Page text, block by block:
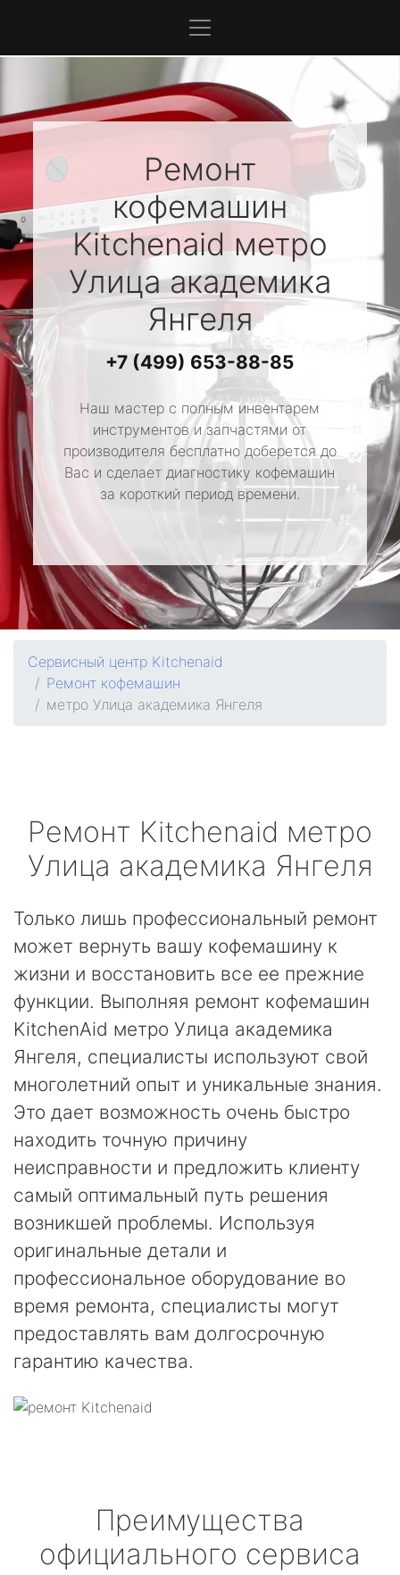
Ремонт
кофемашин
Kitchenaidметро
Улица академика
Янгеля
+7 (499) 653-88-85
Наш мастер с полным инвентарем
инструментов и запчастями от
производителя бесплатно доберется до
Вас и сделает диагностику кофемашин
за короткий период времени.
Сервисный центр Kitchenaid
Ремонт кофемашин
метро Улица академика Янгеля
Ремонт Kitchenaid метро
Улица академика Янгеля
Только лишь профессиональный ремонт
может вернуть вашу кофемашину к
жизни и восстановить все ее прежние
функции. Выполняя ремонт кофемашин
KitchenAid метро Улица академика
Янгеля, специалисты используют свой
многолетний опыт и уникальные знания.
Это дает возможность очень быстро
находить точную причину
неисправности и предложить клиенту
самый оптимальный путь решения
возникшей проблемы. Используя
оригинальные детали и
профессиональное оборудование во
время ремонта, специалисты могут
предоставлять вам долгосрочную
гарантию качества.
Преимущества
официального сервиса